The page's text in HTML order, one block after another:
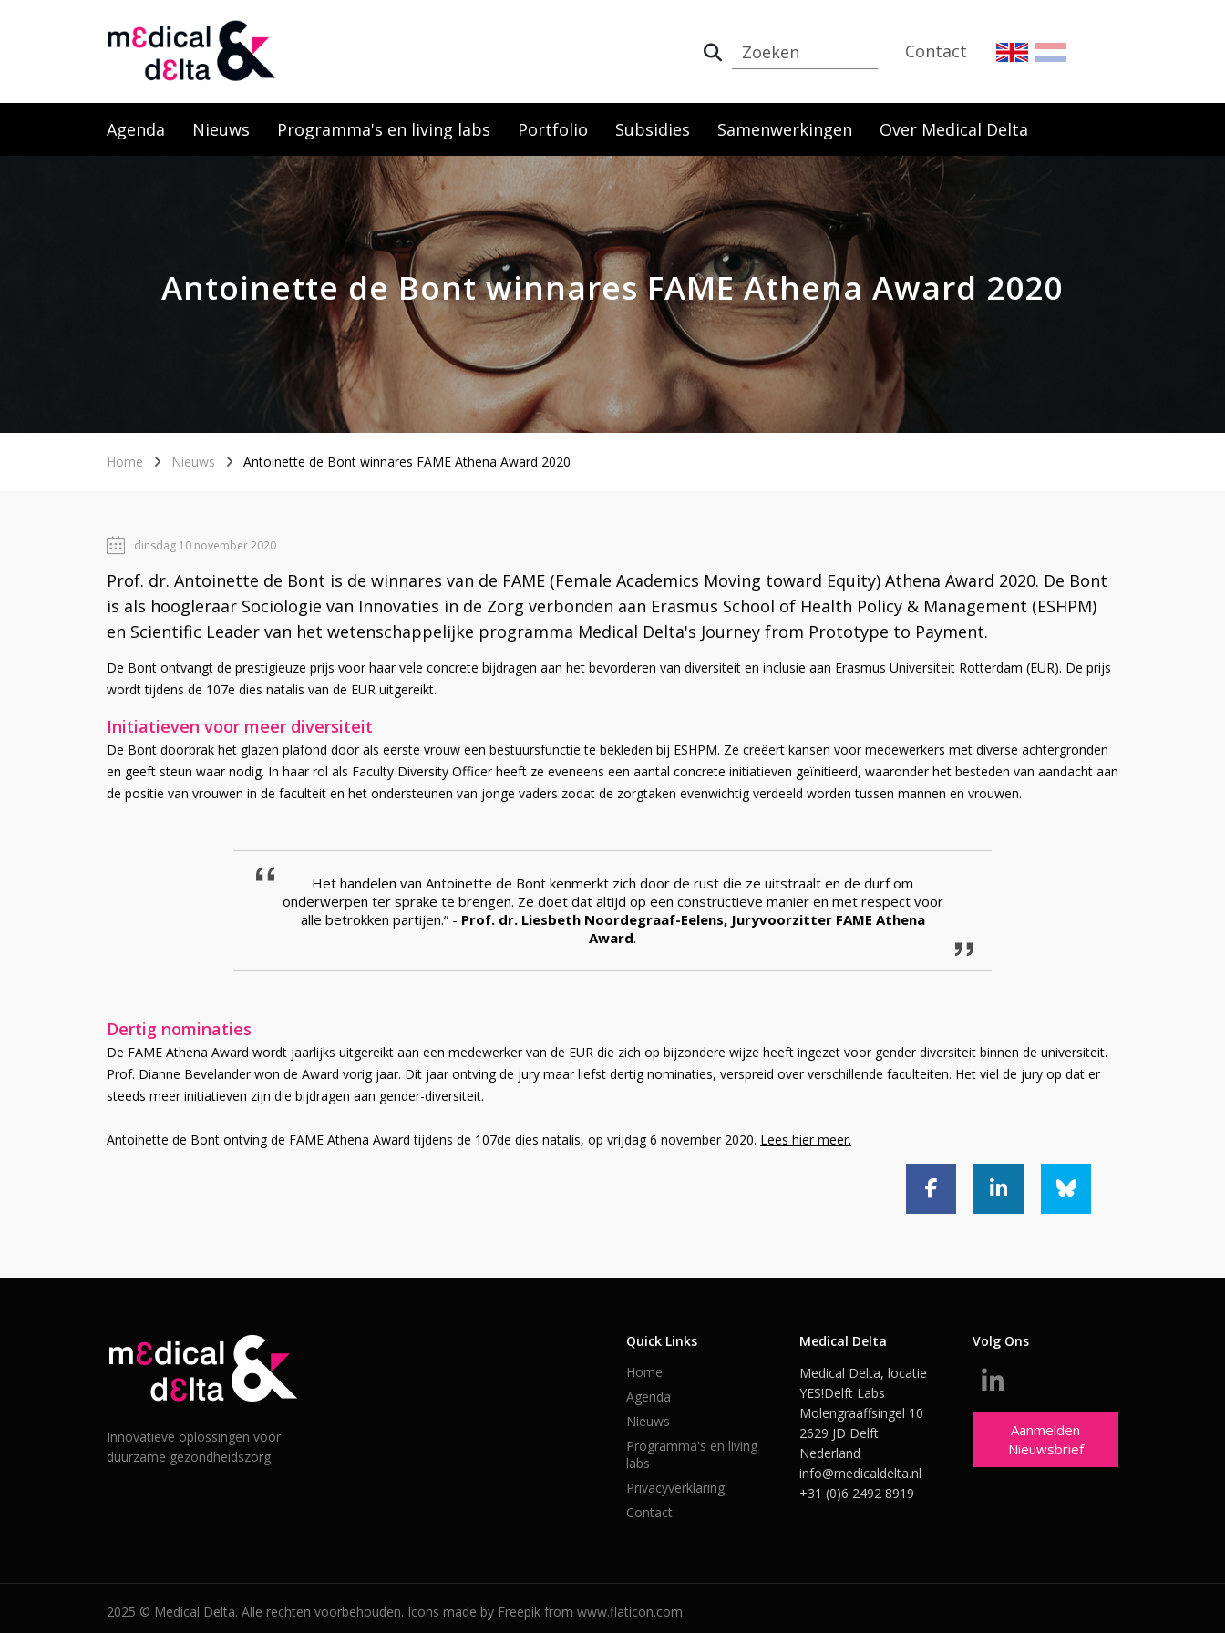
Contact
Agenda Nieuws Programma's en living labs Portfolio Subsidies Samenwerkingen Over Medical Delta
Antoinette de Bont winnares FAME Athena Award 2020
Home Nieuws Antoinette de Bont winnares FAME Athena Award 2020
dinsdag 10 november 2020
Prof. dr. Antoinette de Bont is de winnares van de FAME (Female Academics Moving toward Equity) Athena Award 2020. De Bont
is als hoogleraar Sociologie van Innovaties in de Zorg verbonden aan Erasmus School of Health Policy & Management (ESHPM)
en Scientific Leader van het wetenschappelijke programma Medical Delta's Journey from Prototype to Payment.
De Bont ontvangt de prestigieuze prijs voor haar vele concrete bijdragen aan het bevorderen van diversiteit en inclusie aan Erasmus Universiteit Rotterdam (EUR). De prijs
wordt tijdens de 107e dies natalis van de EUR uitgereikt.
Initiatieven voor meer diversiteit
De Bont doorbrak het glazen plafond door als eerste vrouw een bestuursfunctie te bekleden bij ESHPM. Ze creëert kansen voor medewerkers met diverse achtergronden
en geeft steun waar nodig. In haar rol als Faculty Diversity Officer heeft ze eveneens een aantal concrete initiatieven geïnitieerd, waaronder het besteden van aandacht aan
de positie van vrouwen in de faculteit en het ondersteunen van jonge vaders zodat de zorgtaken evenwichtig verdeeld worden tussen mannen en vrouwen.
Het handelen van Antoinette de Bont kenmerkt zich door de rust die ze uitstraalt en de durf om
onderwerpen ter sprake te brengen. Ze doet dat altijd op een constructieve manier en met respect voor
alle betrokken partijen.” - Prof. dr. Liesbeth Noordegraaf-Eelens, Juryvoorzitter FAME Athena
Award.
Dertig nominaties
De FAME Athena Award wordt jaarlijks uitgereikt aan een medewerker van de EUR die zich op bijzondere wijze heeft ingezet voor gender diversiteit binnen de universiteit.
Prof. Dianne Bevelander won de Award vorig jaar. Dit jaar ontving de jury maar liefst dertig nominaties, verspreid over verschillende faculteiten. Het viel de jury op dat er
steeds meer initiatieven zijn die bijdragen aan gender-diversiteit.
Antoinette de Bont ontving de FAME Athena Award tijdens de 107de dies natalis, op vrijdag 6 november 2020. Lees hier meer.
Innovatieve oplossingen voor
duurzame gezondheidszorg
Quick Links
Home
Agenda
Nieuws
Programma's en living
labs
Privacyverklaring
Contact
Medical Delta
Medical Delta, locatie
YES!Delft Labs
Molengraaffsingel 10
2629 JD Delft
Nederland
info@medicaldelta.nl
+31 (0)6 2492 8919
Volg Ons
Aanmelden
Nieuwsbrief
2025 © Medical Delta. Alle rechten voorbehouden. Icons made by Freepik from www.flaticon.com